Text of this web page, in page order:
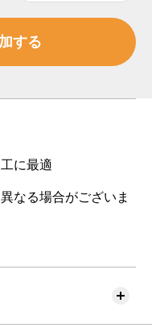
に最適
なる場合がございま